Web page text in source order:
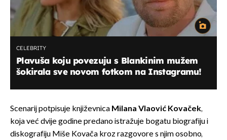
CELEBRITY
Plavuša koju povezuju s Blankinim mužem
šokirala sve novom fotkom na Instagramu!
Scenarij potpisuje književnica Milana Vlaović Kovaček,
koja već dvije godine predano istražuje bogatu biografiju i
diskografiju Miše Kovača kroz razgovore s njim osobno,